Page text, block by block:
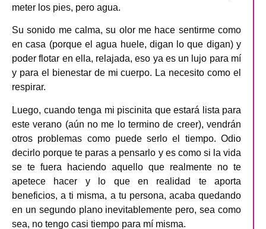
meter los pies, pero agua.
Su sonido me calma, su olor me hace sentirme como
en casa (porque el agua huele, digan lo que digan) y
poder flotar en ella, relajada, eso ya es un lujo para mí
y para el bienestar de mi cuerpo. La necesito como el
respirar.
Luego, cuando tenga mi piscinita que estará lista para
este verano (aún no me lo termino de creer), vendrán
otros problemas como puede serlo el tiempo. Odio
decirlo porque te paras a pensarlo y es como si la vida
se te fuera haciendo aquello que realmente no te
apetece hacer y lo que en realidad te aporta
beneficios, a ti misma, a tu persona, acaba quedando
en un segundo plano inevitablemente pero, sea como
sea, no tengo casi tiempo para mí misma.